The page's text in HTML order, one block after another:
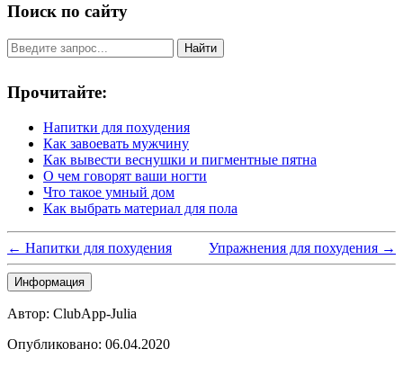
Поиск по сайту
Найти
Прочитайте:
Напитки для похудения
Как завоевать мужчину
Как вывести веснушки и пигментные пятна
О чем говорят ваши ногти
Что такое умный дом
Как выбрать материал для пола
← Напитки для похудения Упражнения для похудения →
Информация
Автор: ClubApp-Julia
Опубликовано: 06.04.2020